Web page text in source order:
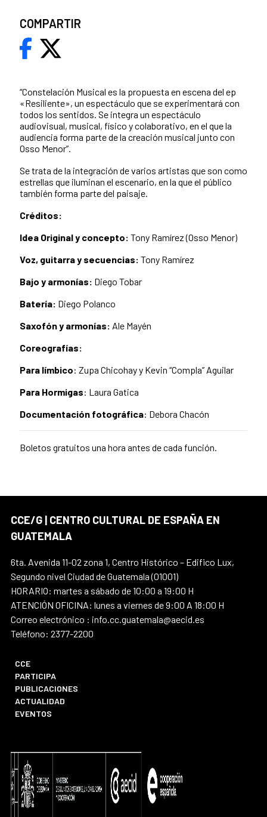
“Constelación Musical es la propuesta en escena del ep
«Resiliente», un espectáculo que se experimentará con
todos los sentidos. Se integra un espectáculo
audiovisual, musical, físico y colaborativo, en el que la
audiencia forma parte de la creación musical junto con
Osso Menor”.
Se trata de la integración de varios artistas que son como
estrellas que iluminan el escenario, en la que el público
también forma parte del paisaje.
Créditos:
Idea Original y concepto: Tony Ramírez (Osso Menor)
Voz, guitarra y secuencias: Tony Ramírez
Bajo y armonías: Diego Tobar
Batería: Diego Polanco
Saxofón y armonías: Ale Mayén
Coreografías:
Para límbico: Zupa Chicohay y Kevin “Compla” Aguilar
Para Hormigas: Laura Gatica
Documentación fotográfica: Debora Chacón
Boletos gratuitos una hora antes de cada función.
COMPARTIR
CCE/G | CENTRO CULTURAL DE ESPAÑA EN
GUATEMALA
6ta. Avenida 11-02 zona 1, Centro Histórico – Edifico Lux,
Segundo nivel Ciudad de Guatemala (01001)
HORARIO: martes a sábado de 10:00 a 19:00 H
ATENCIÓN OFICINA: lunes a viernes de 9:00 A 18:00 H
Correo electrónico : info.cc.guatemala@aecid.es
Teléfono: 2377-2200
CCE
PARTICIPA
PUBLICACIONES
ACTUALIDAD
EVENTOS